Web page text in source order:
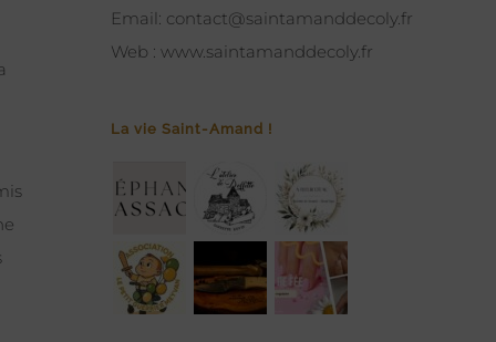
Email: contact@saintamanddecoly.fr
Web : www.saintamanddecoly.fr
La vie Saint-Amand !